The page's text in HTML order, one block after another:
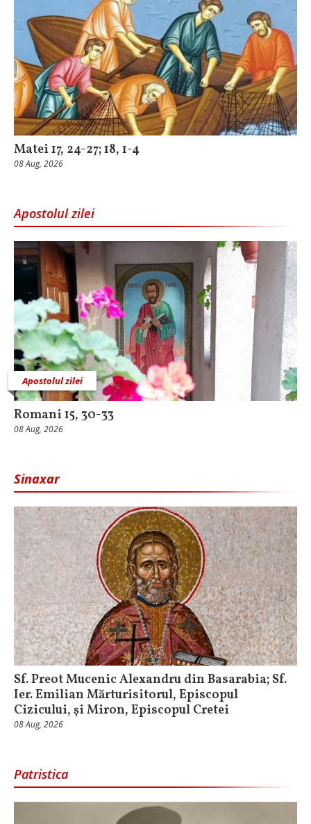
Matei 17, 24-27; 18, 1-4
08 Aug, 2026
Apostolul zilei
Apostolul zilei
Romani 15, 30-33
08 Aug, 2026
Sinaxar
Sf. Preot Mucenic Alexandru din Basarabia; Sf.
Ier. Emilian Mărturisitorul, Episcopul
Cizicului, şi Miron, Episcopul Cretei
08 Aug, 2026
Patristica